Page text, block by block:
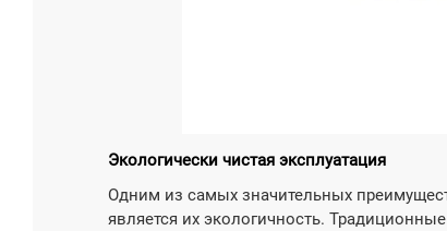
Экологически чистая эксплуатация
Одним из самых значительных
является их экологичность.